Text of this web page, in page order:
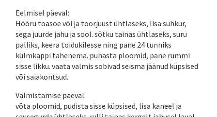
Eelmisel päeval:
Hõõru toasoe või ja toorjuust ühtlaseks, lisa suhkur,
sega juurde jahu ja sool. sõtku tainas ühtlaseks, suru
palliks, keera toidukilesse ning pane 24 tunniks
külmkappi tahenema. puhasta ploomid, pane rummi
sisse likku. vaata valmis sobivad seisma jäänud küpsised
või saiakontsud.
Valmistamise päeval:
võta ploomid, pudista sisse küpsised, lisa kaneel ja